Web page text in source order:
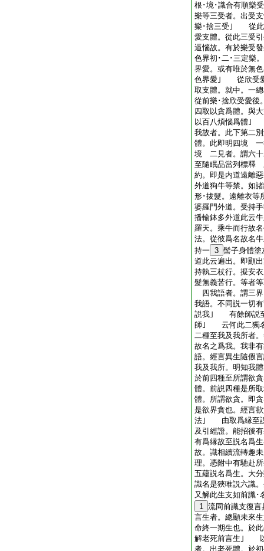
根･境･識合有順
樂等三受者。出受
樂･捨三受｣ 從此
愛支體。從此三受
逼惱故。有於樂受
色界初･二･三定樂
界愛。或有唯於無
色界愛｣ 從欣受愛
取支體。就中。一
從前樂･捨欣受愛後
四取以貪爲體。與
以百八煩惱爲體｣
我故者。此下第二
體。此即明四境 一
境 二見者。謂六十
至隨眠品當列標釋
約。即是内道遠離
外道狗牛等禁。如
形･拔髮。遠離衣
婆羅門外道。受持
播輸鉢多外道此云
羅天。乘牛而行故
法。從彼爲名故名
持一 3 髻子身體
道此云遍出。即顯
持執三杖行。擬安
髮無義苦行。等者
四我語者。謂三
我語。不同説一切
説我｣ 有餘師説至
師｣ 云何此二獨
二種至我及我所者
故名之爲我。我非
語。經言異生隨假
我及我所。明知我
於前四種至所謂欲
體。前説四種是所
體。所謂欲貪。即
是欲界貪也。經言
法｣ 由取爲縁至説
及引經證。能招後
有爲縁故至説名爲
故。識相續流轉趣
理。憑附中有馳赴
五蘊説名爲生。大
識名是狹唯説六識
又解此生支如前識･
1 流同前識支復
言生者。總顯未來
命終一期生也。於
解老死前言生｣ 以
者。出老死體。於